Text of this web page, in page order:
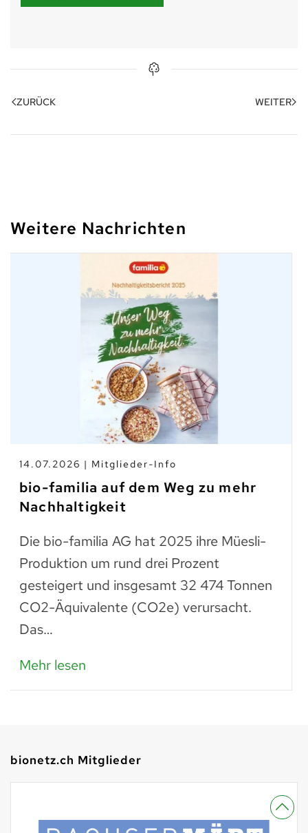
ZURÜCK WEITER
Weitere Nachrichten
10.07.2026 | Branchen-News
Taste Not Waste: Food Save bis
zum Teller
Trockenes Brot ist fast genauso wertvoll
wie frisches. Man muss einfach wissen,
was man daraus zubereiten kann: zu
Paniermehl verarbeitet, lassen…
bionetz.ch Mitglieder